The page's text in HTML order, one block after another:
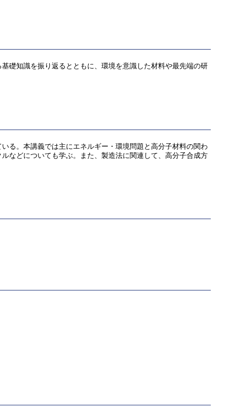
礎知識を振り返るとともに、環境を意識した材料や最先端の研
る。本講義では主にエネルギー・環境問題と高分子材料の関わ
などについても学ぶ。また、製造法に関連して、高分子合成方